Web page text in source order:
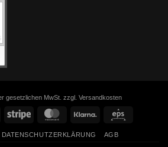
gesetzlichen MwSt. zzgl. Versandkosten
Stripe MasterCard Klarna
DATENSCHUTZERKLÄRUNG AGB